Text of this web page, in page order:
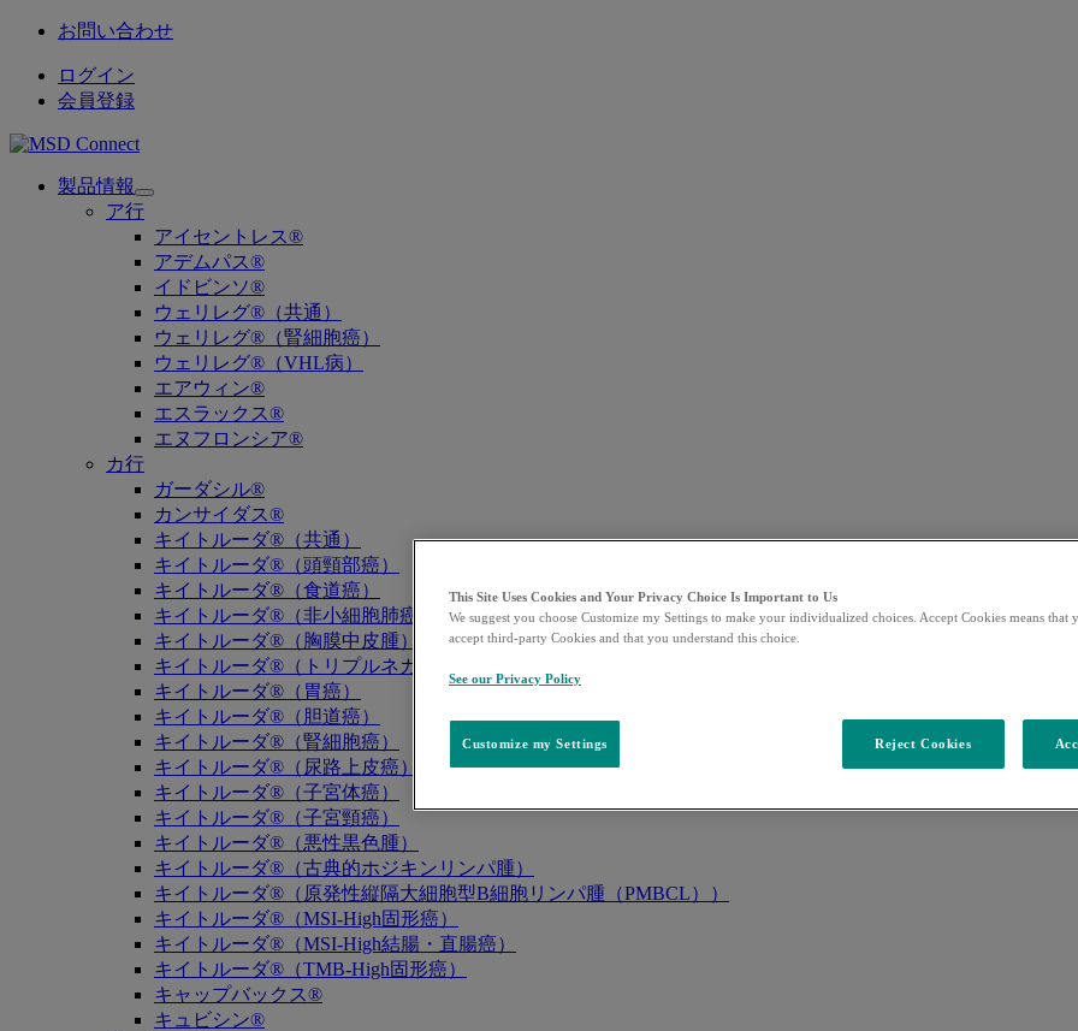
お問い合わせ
ログイン
会員登録
製品情報
Open
submenu
ア行
アイセントレス®
アデムパス®
イドビンソ®
ウェリレグ®（共通）
ウェリレグ®（腎細胞癌）
ウェリレグ®（VHL病）
エアウィン®
エスラックス®
エヌフロンシア®
カ行
ガーダシル®
カンサイダス®
キイトルーダ®（共通）
キイトルーダ®（頭頸部癌）
キイトルーダ®（食道癌）
キイトルーダ®（非小細胞肺癌）
キイトルーダ®（胸膜中皮腫）
キイトルーダ®（トリプルネガティブ乳癌）
キイトルーダ®（胃癌）
キイトルーダ®（胆道癌）
キイトルーダ®（腎細胞癌）
キイトルーダ®（尿路上皮癌）
キイトルーダ®（子宮体癌）
キイトルーダ®（子宮頸癌）
キイトルーダ®（悪性黒色腫）
キイトルーダ®（古典的ホジキンリンパ腫）
キイトルーダ®（原発性縦隔大細胞型B細胞リンパ腫（PMBCL））
キイトルーダ®（MSI-High固形癌）
キイトルーダ®（MSI-High結腸・直腸癌）
キイトルーダ®（TMB-High固形癌）
キャップバックス®
キュビシン®
This Site Uses Cookies and Your Privacy Choice Is Important to Us
We suggest you choose Customize my Settings to make your individualized choices. Accept Cookies means that
accept third-party Cookies and that you understand this choice.
See our Privacy Policy
Customize my Settings Reject Cookies